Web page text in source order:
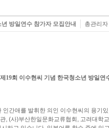
방일연수 참가자 모집안내 총관리자
19회 이수현씨 기념 한국청소년 방일연
간애를 발휘한 의인 이수현씨의 용기
, (사)부산한일문화교류협회, 고려대학